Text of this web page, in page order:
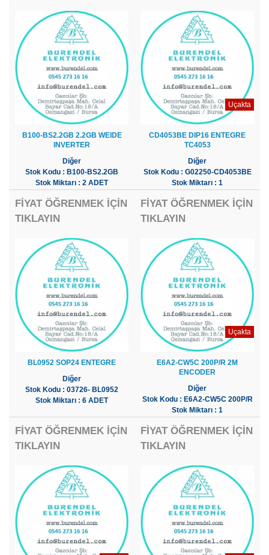
B100-BS2.2GB 2.2GB WEIDE
INVERTER
Diğer
Stok Kodu : B100-BS2.2GB
Stok Miktarı : 2 ADET
FİYAT ÖĞRENMEK İÇİN
TIKLAYIN
Uçakta
CD4053BE DIP16 ENTEGRE
TC4053
Diğer
Stok Kodu : G02250-CD4053BE
Stok Miktarı : 1
FİYAT ÖĞRENMEK İÇİN
TIKLAYIN
BL0952 SOP24 ENTEGRE
Diğer
Stok Kodu : 03726- BL0952
Stok Miktarı : 6 ADET
FİYAT ÖĞRENMEK İÇİN
TIKLAYIN
Uçakta
E6A2-CW5C 200P/R 2M
ENCODER
Diğer
Stok Kodu : E6A2-CW5C 200P/R
Stok Miktarı : 1
FİYAT ÖĞRENMEK İÇİN
TIKLAYIN